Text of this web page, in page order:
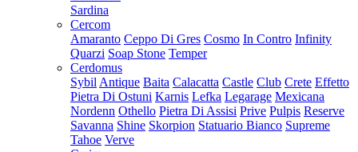
Sardina
Cercom
Amaranto Ceppo Di Gres Cosmo In Contro Infinity
Quarzi Soap Stone Temper
Cerdomus
Sybil Antique Baita Calacatta Castle Club Crete Effetto
Pietra Di Ostuni Karnis Lefka Legarage Mexicana
Nordenn Othello Pietra Di Assisi Prive Pulpis Reserve
Savanna Shine Skorpion Statuario Bianco Supreme
Tahoe Verve